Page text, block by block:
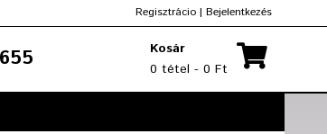
Regisztrácio | Bejelentkezés
Kosár
0 tétel - 0 Ft